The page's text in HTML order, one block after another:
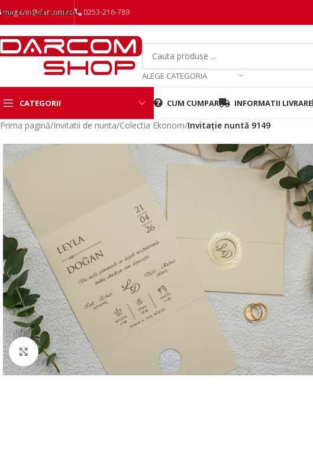
Skip to main content
magazin@darcom.ro 0253-216-789
ALEGE CATEGORIA
CATEGORII CUM CUMPAR INFORMATII LIVRARE
Prima pagină/Invitatii de nunta/Colectia Ekonom/Invitație nuntă 9149
Mareste